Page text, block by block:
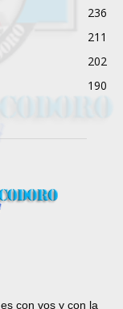
236
211
202
190
con vos y con la